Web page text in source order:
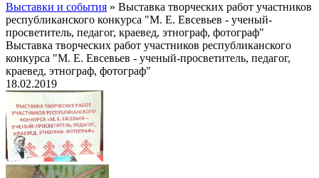
Выставки и события » Выставка творческих работ участников
республиканского конкурса "М. Е. Евсевьев - ученый-
просветитель, педагог, краевед, этнограф, фотограф"
Выставка творческих работ участников республиканского
конкурса "М. Е. Евсевьев - ученый-просветитель, педагог,
краевед, этнограф, фотограф"
18.02.2019